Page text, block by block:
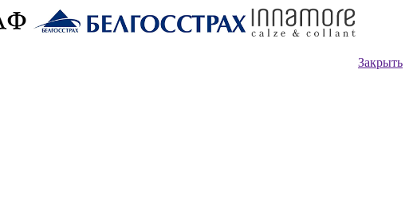
Закрыть